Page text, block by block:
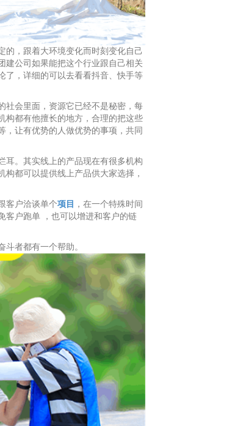
的，跟着大环境变化而时刻变化自己
建公司如果能把这个行业跟自己相关
了，详细的可以去看看抖音、快手等
社会里面，资源它已经不是秘密，每
构都有他擅长的地方，合理的把这些
，让有优势的人做优势的事项，共同
耳。其实线上的产品现在有很多机构
都可以提供线上产品供大家选择，
客户洽谈单个项目 ，在一个特殊时间
客户跑单 ，也可以增进和客户的链
者都有一个帮助。